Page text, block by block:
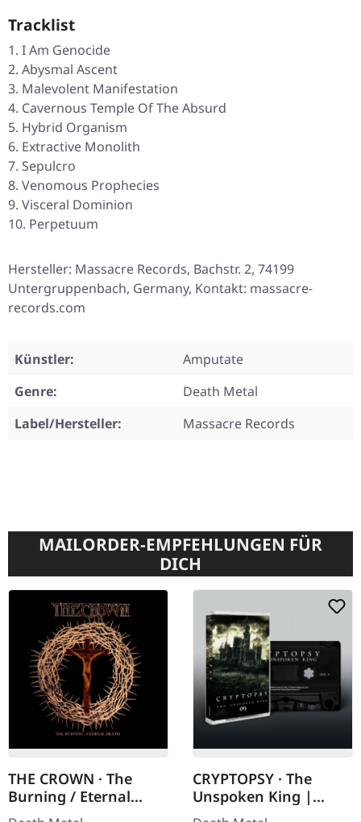
Tracklist
I Am Genocide
Abysmal Ascent
Malevolent Manifestation
Cavernous Temple Of The Absurd
Hybrid Organism
Extractive Monolith
Sepulcro
Venomous Prophecies
Visceral Dominion
Perpetuum
Hersteller: Massacre Records, Bachstr. 2, 74199
Untergruppenbach, Germany, Kontakt: massacre-
records.com
Künstler:
Amputate
Genre:
Death Metal
Label/Hersteller:
Massacre Records
MAILORDER-EMPFEHLUNGEN FÜR
DICH
THE CROWN · The
Burning / Eternal
Death | 2CD
CRYPTOPSY · The
Unspoken King |
BLACK TAPE